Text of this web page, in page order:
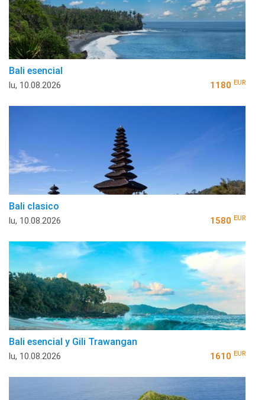
Bali esencial
lu, 10.08.2026 1180 EUR
Bali clasico
lu, 10.08.2026 1580 EUR
Bali esencial y Gili Trawangan
lu, 10.08.2026 1610 EUR